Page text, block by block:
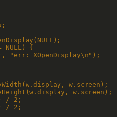
NULL) {
"err: XOpenDisplay\n");
w.screen);
w.screen);
/ 2;
/ 2;